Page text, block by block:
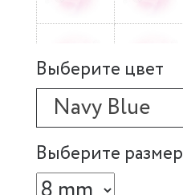
Выберите цвет
Navy Blue
Выберите размер